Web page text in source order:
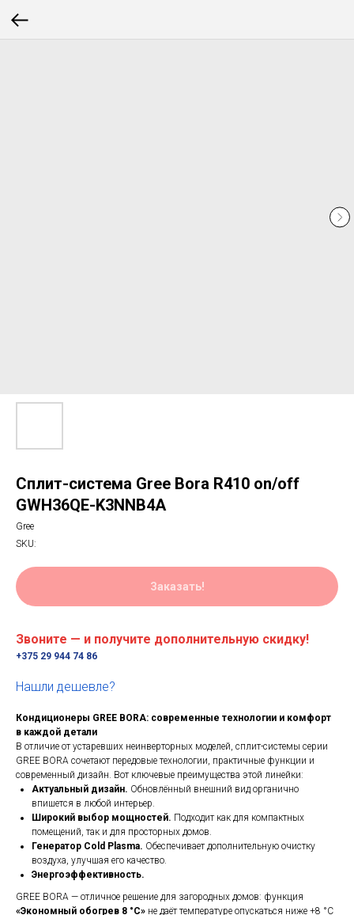
Сплит-система Gree Bora R410 on/off
GWH36QE-K3NNB4A
Gree
SKU:
Заказать!
Звоните — и получите дополнительную скидку!
+375 29 944 74 86
Нашли дешевле?
Кондиционеры GREE BORA: современные технологии и комфорт
в каждой детали
В отличие от устаревших неинверторных моделей, сплит-системы серии
GREE BORA сочетают передовые технологии, практичные функции и
современный дизайн. Вот ключевые преимущества этой линейки:
Актуальный дизайн. Обновлённый внешний вид органично
впишется в любой интерьер.
Широкий выбор мощностей. Подходит как для компактных
помещений, так и для просторных домов.
Генератор Cold Plasma. Обеспечивает дополнительную очистку
воздуха, улучшая его качество.
Энергоэффективность.
GREE BORA — отличное решение для загородных домов: функция
«Экономный обогрев 8 °C» не даёт температуре опускаться ниже +8 °C